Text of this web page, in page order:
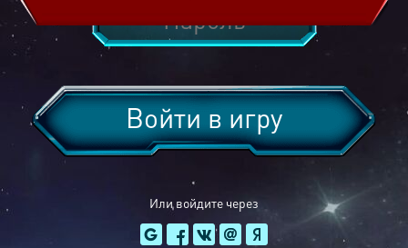
Или войдите через
Войти в игру